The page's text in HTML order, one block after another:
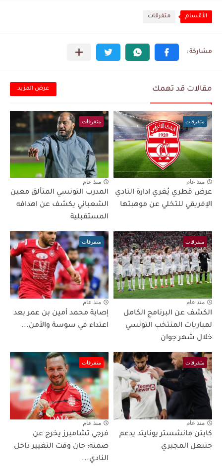
الأقسام متفرقات
مقالات قد تهمك عرض المزيد
متفرقات
منذ عام
عرض قطري يُغري ادارة النادي
الإفريقي للتخلي عن موهبتها
متفرقات
منذ عام
المدرب التونسي المتألق معين
الشعباني يكشف عن اهدافه
المستقبلية
متفرقات
منذ عام
الكشف عن البرنامج الكامل
لمباريات المنتخب التونسي
خلال شهر جوان
متفرقات
منذ عام
إصابة محمد أمين بن عمر بعد
اعتداء في سوسة والأمن...
متفرقات
منذ عام
كابتن مانشستر يونايتد يدعم
حنبعل المجبري
متفرقات
منذ عام
فرجي تشامبرز يخرج عن
صمته: حان وقت التغيير داخل
النادي...